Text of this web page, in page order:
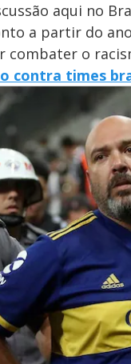
aqui no
a partir do
combater o
contra times